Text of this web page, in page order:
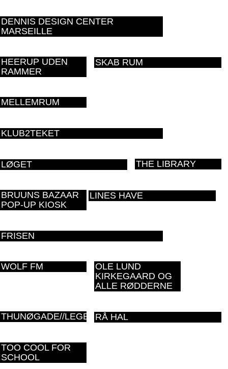
DENNIS DESIGN CENTER
MARSEILLE
HEERUP UDEN
RAMMER
SKAB RUM
MELLEMRUM
KLUB2TEKET
LØGET THE LIBRARY
BRUUNS BAZAAR
POP-UP KIOSK
LINES HAVE
FRISEN
WOLF FM
OLE LUND
KIRKEGAARD OG
ALLE RØDDERNE
THUNØGADE//LEGEPLADS
RÅ HAL
TOO COOL FOR
SCHOOL